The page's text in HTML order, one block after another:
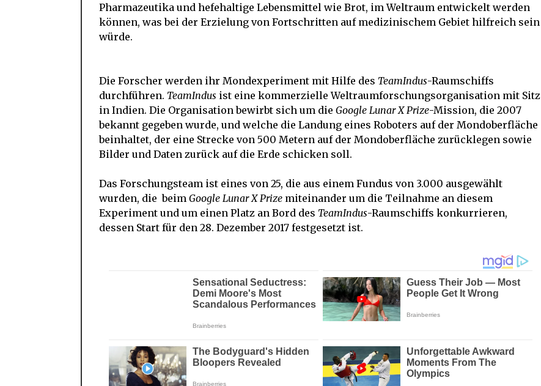
Pharmazeutika und hefehaltige Lebensmittel wie Brot, im Weltraum entwickelt werden
können, was bei der Erzielung von Fortschritten auf medizinischem Gebiet hilfreich sein
würde.
Die Forscher werden ihr Mondexperiment mit Hilfe des TeamIndus-Raumschiffs
durchführen. TeamIndus ist eine kommerzielle Weltraumforschungsorganisation mit Sitz
in Indien. Die Organisation bewirbt sich um die Google Lunar X Prize-Mission, die 2007
bekannt gegeben wurde, und welche die Landung eines Roboters auf der Mondoberfläche
beinhaltet, der eine Strecke von 500 Metern auf der Mondoberfläche zurücklegen sowie
Bilder und Daten zurück auf die Erde schicken soll.
Das Forschungsteam ist eines von 25, die aus einem Fundus von 3.000 ausgewählt
wurden, die beim Google Lunar X Prize miteinander um die Teilnahme an diesem
Experiment und um einen Platz an Bord des TeamIndus-Raumschiffs konkurrieren,
dessen Start für den 28. Dezember 2017 festgesetzt ist.